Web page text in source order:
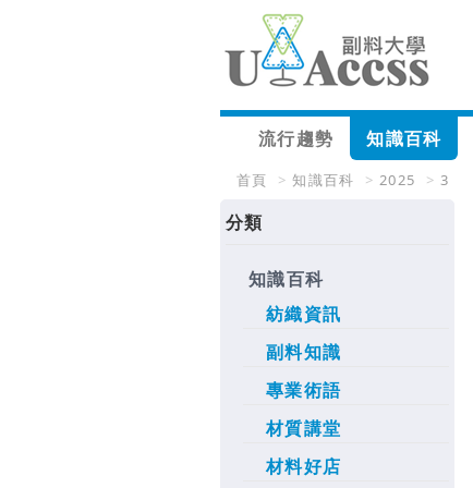
流行趨勢 知識百科
首頁 > 知識百科 > 2025 > 3
分類
知識百科
紡織資訊
副料知識
專業術語
材質講堂
材料好店